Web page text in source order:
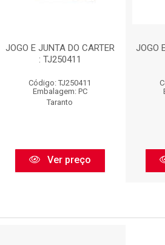
JOGO E JUNTA DO CARTER
: TJ250411
Código: TJ250411
Embalagem: PC
Taranto
Ver preço
JOGO